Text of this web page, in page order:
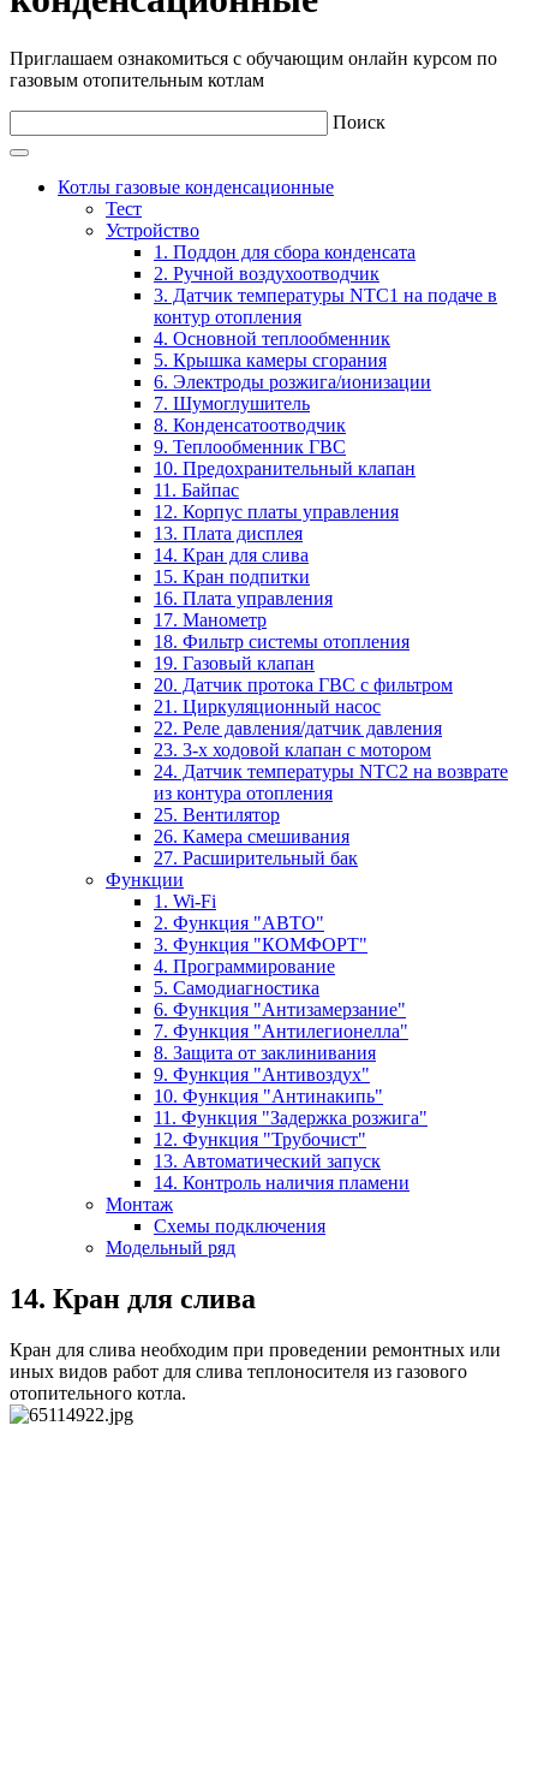
Приглашаем ознакомиться с обучающим онлайн курсом по
газовым отопительным котлам
Поиск
Котлы газовые конденсационные
Тест
Устройство
1. Поддон для сбора конденсата
2. Ручной воздухоотводчик
3. Датчик температуры NTC1 на подаче в
контур отопления
4. Основной теплообменник
5. Крышка камеры сгорания
6. Электроды розжига/ионизации
7. Шумоглушитель
8. Конденсатоотводчик
9. Теплообменник ГВС
10. Предохранительный клапан
11. Байпас
12. Корпус платы управления
13. Плата дисплея
14. Кран для слива
15. Кран подпитки
16. Плата управления
17. Манометр
18. Фильтр системы отопления
19. Газовый клапан
20. Датчик протока ГВС с фильтром
21. Циркуляционный насос
22. Реле давления/датчик давления
23. 3-х ходовой клапан с мотором
24. Датчик температуры NTC2 на возврате
из контура отопления
25. Вентилятор
26. Камера смешивания
27. Расширительный бак
Функции
1. Wi-Fi
2. Функция "АВТО"
3. Функция "КОМФОРТ"
4. Программирование
5. Самодиагностика
6. Функция "Антизамерзание"
7. Функция "Антилегионелла"
8. Защита от заклинивания
9. Функция "Антивоздух"
10. Функция "Антинакипь"
11. Функция "Задержка розжига"
12. Функция "Трубочист"
13. Автоматический запуск
14. Контроль наличия пламени
Монтаж
Схемы подключения
Модельный ряд
14. Кран для слива
Кран для слива необходим при проведении ремонтных или
иных видов работ для слива теплоносителя из газового
отопительного котла.